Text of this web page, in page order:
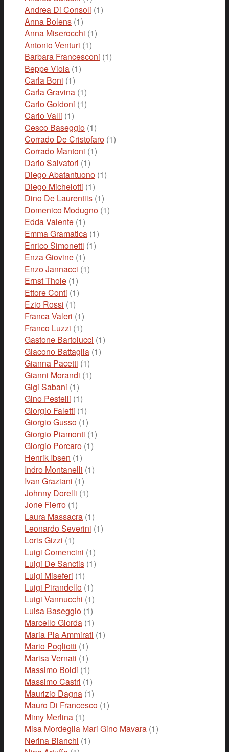
Andrea Di Consoli (1)
Anna Bolens (1)
Anna Miserocchi (1)
Antonio Venturi (1)
Barbara Francesconi (1)
Beppe Viola (1)
Carla Boni (1)
Carla Gravina (1)
Carlo Goldoni (1)
Carlo Valli (1)
Cesco Baseggio (1)
Corrado De Cristofaro (1)
Corrado Mantoni (1)
Dario Salvatori (1)
Diego Abatantuono (1)
Diego Michelotti (1)
Dino De Laurentiis (1)
Domenico Modugno (1)
Edda Valente (1)
Emma Gramatica (1)
Enrico Simonetti (1)
Enza Giovine (1)
Enzo Jannacci (1)
Ernst Thole (1)
Ettore Conti (1)
Ezio Rossi (1)
Franca Valeri (1)
Franco Luzzi (1)
Gastone Bartolucci (1)
Giacono Battaglia (1)
Gianna Pacetti (1)
Gianni Morandi (1)
Gigi Sabani (1)
Gino Pestelli (1)
Giorgio Faletti (1)
Giorgio Gusso (1)
Giorgio Piamonti (1)
Giorgio Porcaro (1)
Henrik Ibsen (1)
Indro Montanelli (1)
Ivan Graziani (1)
Johnny Dorelli (1)
Jone Fierro (1)
Laura Massacra (1)
Leonardo Severini (1)
Loris Gizzi (1)
Luigi Comencini (1)
Luigi De Sanctis (1)
Luigi Miseferi (1)
Luigi Pirandello (1)
Luigi Vannucchi (1)
Luisa Baseggio (1)
Marcello Giorda (1)
Maria Pia Ammirati (1)
Mario Pogliotti (1)
Marisa Vernati (1)
Massimo Boldi (1)
Massimo Castri (1)
Maurizio Dagna (1)
Mauro Di Francesco (1)
Mimy Merlina (1)
Misa Mordeglia Mari Gino Mavara (1)
Nerina Bianchi (1)